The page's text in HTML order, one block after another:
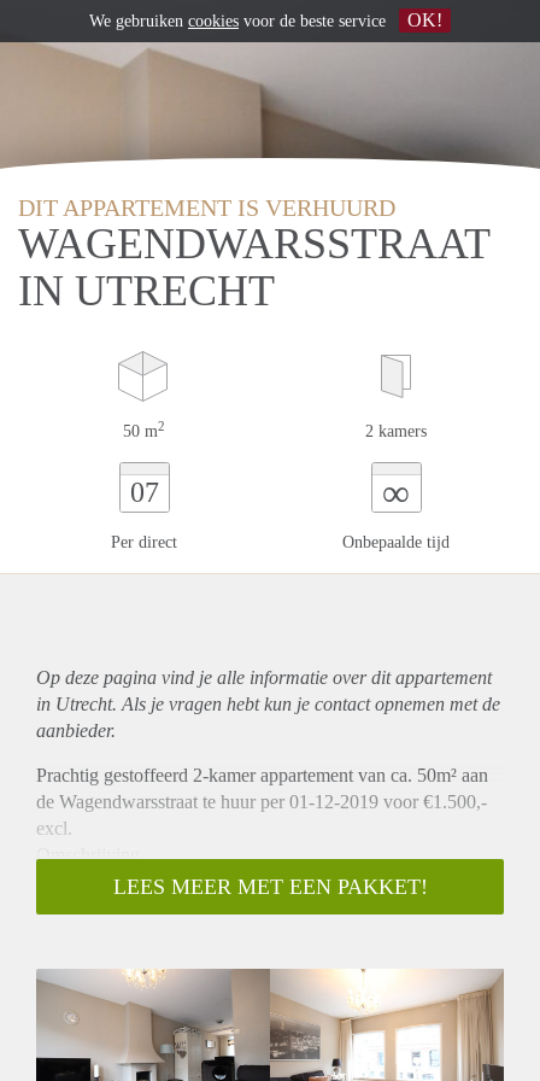
DIT APPARTEMENT IS VERHUURD
WAGENDWARSSTRAAT
IN UTRECHT
50 m2 2 kamers
07
Per direct
∞
Onbepaalde tijd
Op deze pagina vind je alle informatie over ditappartement
in Utrecht. Als je vragen hebt kun je contact opnemen met de
aanbieder.
Prachtig gestoffeerd 2-kamer appartement van ca. 50m² aan
de Wagendwarsstraat te huur per 01-12-2019 voor €1.500,-
excl.
Omschrijving
Dit prachtige gestoffeerde appartement van ca 50m² vindt u
in de Wagendwarsstraat in Utrecht. Het appartement heeft
zoals een vaatwasser, koelkast met vriesvak, oven/magnetron
combi en 4-pits gasstel. De badkamer is voorzien van
wastafel en ligbad met douche. Er is een separaat toilet. Ook
is er een ruime, lichte slaapkamer van 12m². Tot slot heeft u
LEES MEER MET EEN PAKKET!
We gebruiken cookies voor de beste service OK!